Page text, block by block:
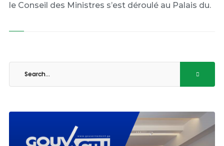
le Conseil des Ministres s’est déroulé au Palais du.